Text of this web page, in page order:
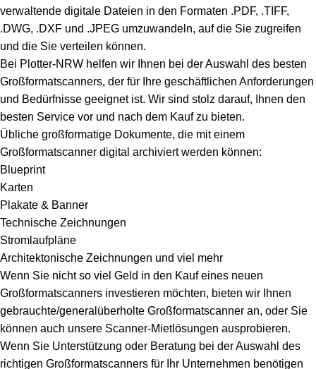
verwaltende digitale Dateien in den Formaten .PDF, .TIFF,
.DWG, .DXF und .JPEG umzuwandeln, auf die Sie zugreifen
und die Sie verteilen können.
Bei Plotter-NRW helfen wir Ihnen bei der Auswahl des besten
Großformatscanners, der für Ihre geschäftlichen Anforderungen
und Bedürfnisse geeignet ist. Wir sind stolz darauf, Ihnen den
besten Service vor und nach dem Kauf zu bieten.
Übliche großformatige Dokumente, die mit einem
Großformatscanner digital archiviert werden können:
Blueprint
Karten
Plakate & Banner
Technische Zeichnungen
Stromlaufpläne
Architektonische Zeichnungen und viel mehr
Wenn Sie nicht so viel Geld in den Kauf eines neuen
Großformatscanners investieren möchten, bieten wir Ihnen
gebrauchte/generalüberholte Großformatscanner an, oder Sie
können auch unsere Scanner-Mietlösungen ausprobieren.
Wenn Sie Unterstützung oder Beratung bei der Auswahl des
richtigen Großformatscanners für Ihr Unternehmen benötigen